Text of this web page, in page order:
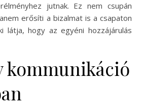
jutnak. Ez nem csupán
erősíti a bizalmat is a csapaton
látja, hogy az egyéni hozzájárulás
kommunikáció